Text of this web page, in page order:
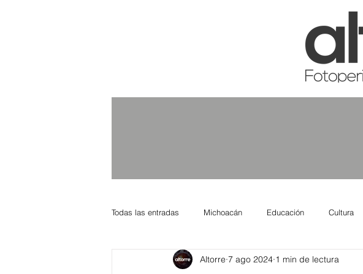
Todas las entradas Michoacán Educación Cultura
Nacional Internacional Columnistas Salud
Altorre 7 ago 2024 1 min de lectura